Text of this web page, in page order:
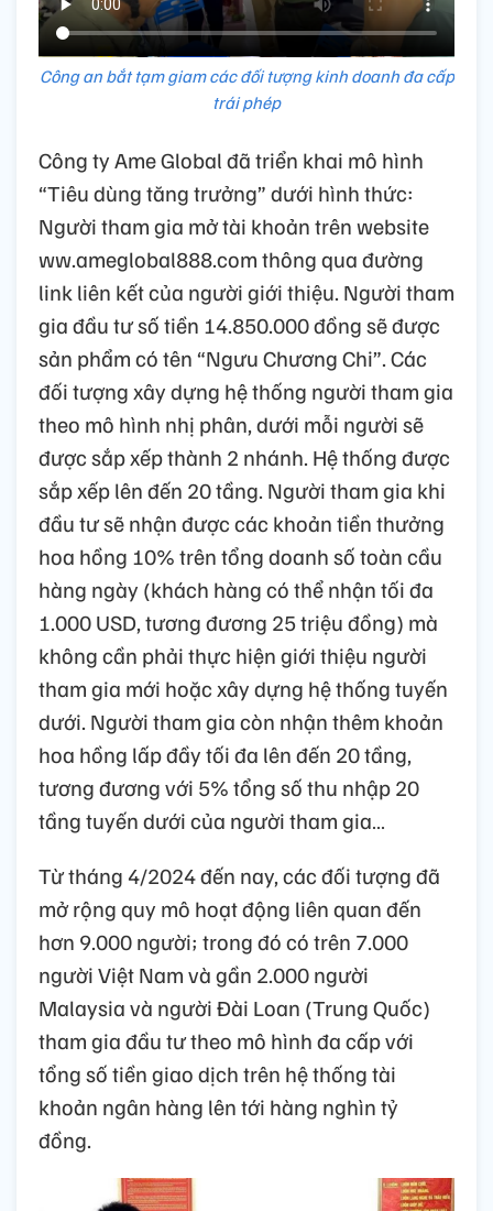
Công an bắt tạm giam các đối tượng kinh doanh đa cấp
trái phép
Công ty Ame Global đã triển khai mô hình
“Tiêu dùng tăng trưởng” dưới hình thức:
Người tham gia mở tài khoản trên website
ww.ameglobal888.com thông qua đường
link liên kết của người giới thiệu. Người tham
gia đầu tư số tiền 14.850.000 đồng sẽ được
sản phẩm có tên “Ngưu Chương Chi”. Các
đối tượng xây dựng hệ thống người tham gia
theo mô hình nhị phân, dưới mỗi người sẽ
được sắp xếp thành 2 nhánh. Hệ thống được
sắp xếp lên đến 20 tầng. Người tham gia khi
đầu tư sẽ nhận được các khoản tiền thưởng
hoa hồng 10% trên tổng doanh số toàn cầu
hàng ngày (khách hàng có thể nhận tối đa
1.000 USD, tương đương 25 triệu đồng) mà
không cần phải thực hiện giới thiệu người
tham gia mới hoặc xây dựng hệ thống tuyến
dưới. Người tham gia còn nhận thêm khoản
hoa hồng lấp đầy tối đa lên đến 20 tầng,
tương đương với 5% tổng số thu nhập 20
tầng tuyến dưới của người tham gia…
Từ tháng 4/2024 đến nay, các đối tượng đã
mở rộng quy mô hoạt động liên quan đến
hơn 9.000 người; trong đó có trên 7.000
người Việt Nam và gần 2.000 người
Malaysia và người Đài Loan (Trung Quốc)
tham gia đầu tư theo mô hình đa cấp với
tổng số tiền giao dịch trên hệ thống tài
khoản ngân hàng lên tới hàng nghìn tỷ
đồng.